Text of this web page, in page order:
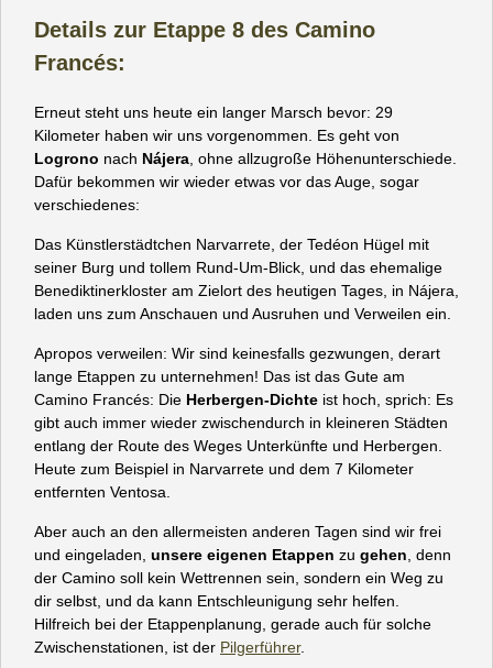
Details zur Etappe 8 des Camino
Francés:
Erneut steht uns heute ein langer Marsch bevor: 29
Kilometer haben wir uns vorgenommen. Es geht von
Logrono nach Nájera , ohne allzugroße Höhenunterschiede.
Dafür bekommen wir wieder etwas vor das Auge, sogar
verschiedenes:
Das Künstlerstädtchen Narvarrete, der Tedéon Hügel mit
seiner Burg und tollem Rund-Um-Blick, und das ehemalige
Benediktinerkloster am Zielort des heutigen Tages, in Nájera,
laden uns zum Anschauen und Ausruhen und Verweilen ein.
Apropos verweilen: Wir sind keinesfalls gezwungen, derart
lange Etappen zu unternehmen! Das ist das Gute am
Camino Francés: Die Herbergen-Dichte ist hoch, sprich: Es
gibt auch immer wieder zwischendurch in kleineren Städten
entlang der Route des Weges Unterkünfte und Herbergen.
Heute zum Beispiel in Narvarrete und dem 7 Kilometer
entfernten Ventosa.
Aber auch an den allermeisten anderen Tagen sind wir frei
und eingeladen, unsere eigenen Etappen zu gehen , denn
der Camino soll kein Wettrennen sein, sondern ein Weg zu
dir selbst, und da kann Entschleunigung sehr helfen.
Hilfreich bei der Etappenplanung, gerade auch für solche
Zwischenstationen, ist der Pilgerführer.